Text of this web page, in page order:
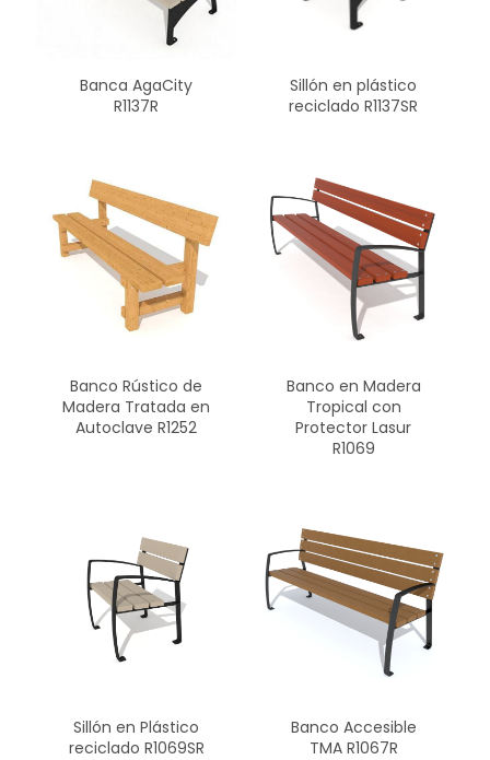
Banca AgaCity
R1137R
Sillón en plástico
reciclado R1137SR
Banco Rústico de
Madera Tratada en
Autoclave R1252
Banco en Madera
Tropical con
Protector Lasur
R1069
Sillón en Plástico
reciclado R1069SR
Banco Accesible
TMA R1067R